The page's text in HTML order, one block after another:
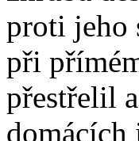
proti jeho
při
přestřelil
domácích